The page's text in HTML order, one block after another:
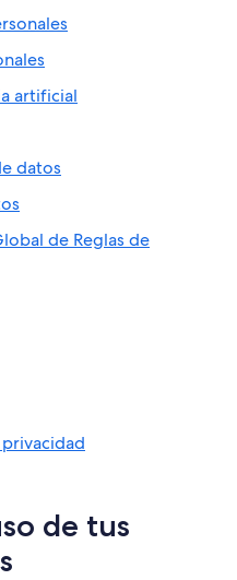
artificial
datos
de Reglas de
de tus